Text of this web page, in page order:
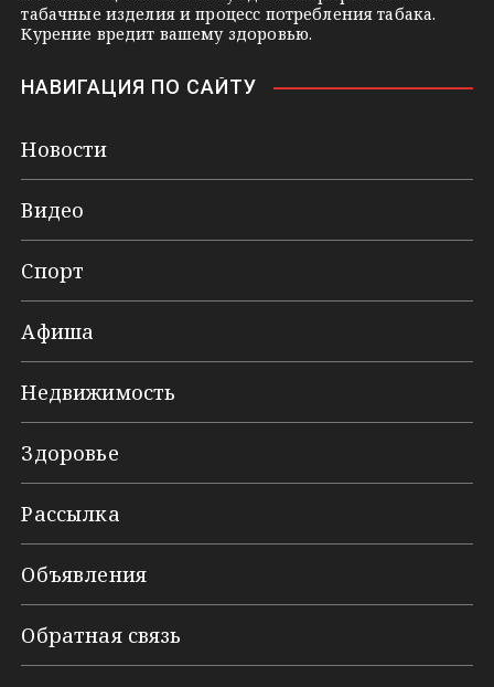
табачные изделия и процесс потребления табака.
Курение вредит вашему здоровью.
НАВИГАЦИЯ ПО САЙТУ
Новости
Видео
Спорт
Афиша
Недвижимость
Здоровье
Рассылка
Объявления
Обратная связь